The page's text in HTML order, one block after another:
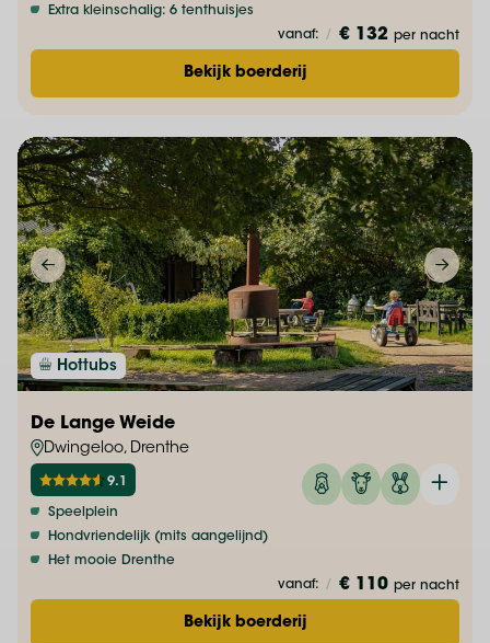
Extra kleinschalig: 6 tenthuisjes
vanaf: / € 132 per nacht
Bekijk boerderij
Hottubs
De Lange Weide
Dwingeloo, Drenthe
9.1
Speelplein
Hondvriendelijk (mits aangelijnd)
Het mooie Drenthe
vanaf: / € 110 per nacht
Bekijk boerderij